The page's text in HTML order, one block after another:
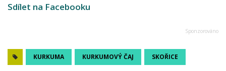
Sdílet na Facebooku
KURKUMA KURKUMOVÝ ČAJ SKOŘICE